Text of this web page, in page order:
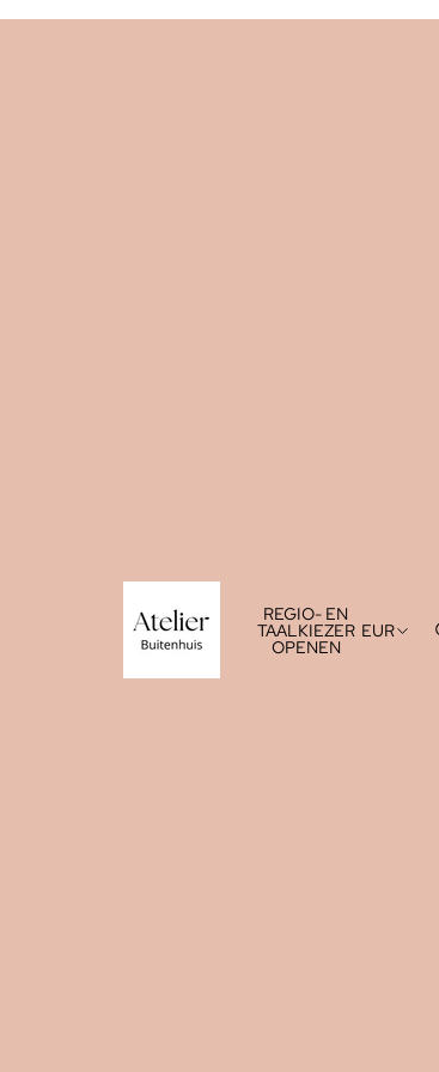
REGIO- EN
TAALKIEZER
OPENEN
EUR